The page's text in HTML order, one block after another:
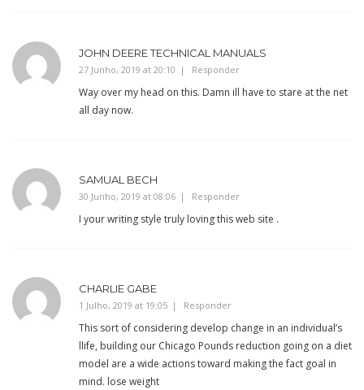
JOHN DEERE TECHNICAL MANUALS
27 Junho, 2019 at 20:10 Responder
Way over my head on this. Damn ill have to stare at the net
all day now.
SAMUAL BECH
30 Junho, 2019 at 08:06 Responder
I your writing style truly loving this web site .
CHARLIE GABE
1 Julho, 2019 at 19:05 Responder
This sort of considering develop change in an individual’s
llife, building our Chicago Pounds reduction going on a diet
model are a wide actions toward making the fact goal in
mind. lose weight